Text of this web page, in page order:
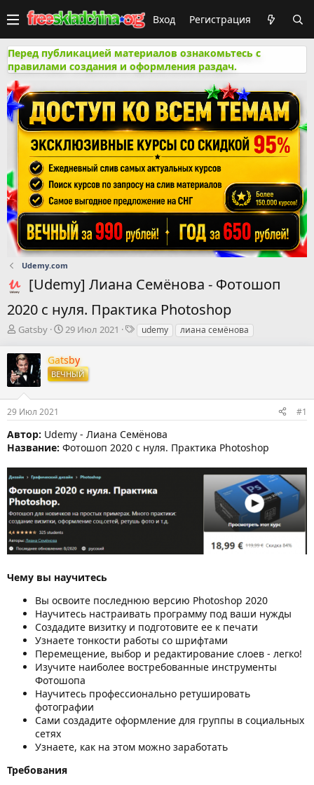
Вход Регистрация
Перед публикацией материалов ознакомьтесь с
правилами создания и оформления раздач.
Udemy.com
[Udemy] Лиана Семёнова - Фотошоп
2020 с нуля. Практика Photoshop
А
т
о
р
м
ы
Gatsby
Д
т
а
н
а
л
а
29 Июл 2021
Тudemy лиана семёнова
Gatsby
ВЕЧНЫЙ
29 Июл 2021 #1
Автор: Udemy - Лиана Семёнова
Название: Фотошоп 2020 с нуля. Практика Photoshop
Чему вы научитесь
Вы освоите последнюю версию Photoshop 2020
Научитесь настраивать программу под ваши нужды
Создадите визитку и подготовите ее к печати
Узнаете тонкости работы со шрифтами
Перемещение, выбор и редактирование слоев - легко!
Изучите наиболее востребованные инструменты
Фотошопа
Научитесь профессионально ретушировать
фотографии
Сами создадите оформление для группы в социальных
сетях
Узнаете, как на этом можно заработать
Требования